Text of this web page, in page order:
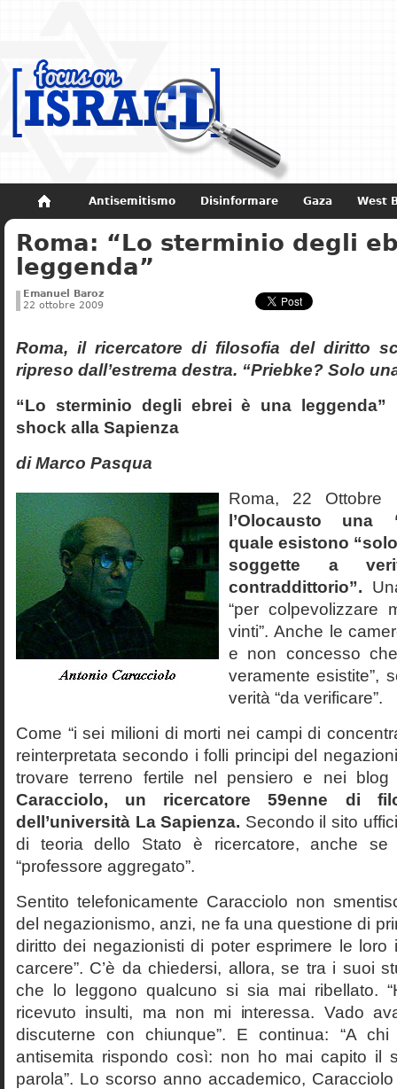
Antisemitismo Disinformare Gaza West
Non dimenticare Storia di Israele
Roma: “Lo sterminio degli
leggenda”
Emanuel Baroz
22 ottobre 2009
Roma, il ricercatore di filosofia del diritto
ripreso dall’estrema destra. “Priebke? Solo
“Lo sterminio degli ebrei è una leggenda”
shock alla Sapienza
di Marco Pasqua
Roma, 22
l’Olocausto una
quale esistono
soggette a
contraddittorio”.
“per colpevolizzare
vinti”. Anche le
e non concesso
veramente esistite”,
verità “da verificare”.
Come “i sei milioni di morti nei campi di
reinterpretata secondo i folli principi del
trovare terreno fertile nel pensiero e nei
Caracciolo, un ricercatore 59enne di
dell’università La Sapienza. Secondo il sito
di teoria dello Stato è ricercatore, anche
“professore aggregato”.
Sentito telefonicamente Caracciolo non
del negazionismo, anzi, ne fa una questione di
diritto dei negazionisti di poter esprimere le loro
carcere”. C’è da chiedersi, allora, se tra i suoi
che lo leggono qualcuno si sia mai ribellato.
ricevuto insulti, ma non mi interessa. Vado
discuterne con chiunque”. E continua: “A
antisemita rispondo così: non ho mai capito il
parola”. Lo scorso anno accademico,